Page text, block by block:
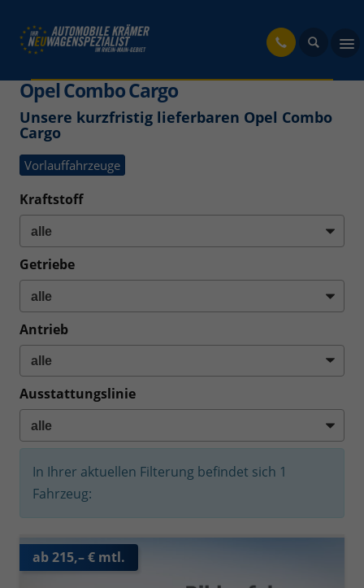
Opel Combo Cargo
Unsere kurzfristig lieferbaren Opel Combo
Cargo
Vorlauffahrzeuge
Kraftstoff
Getriebe
Antrieb
Ausstattungslinie
In Ihrer aktuellen Filterung befindet sich 1
Fahrzeug:
ab 215,– € mtl.